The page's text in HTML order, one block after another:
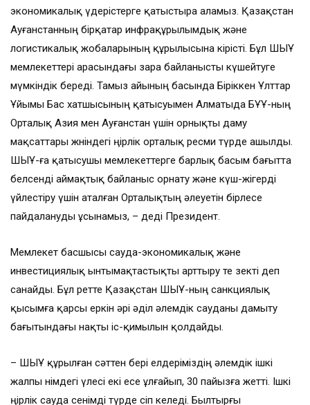
экономикалық үдерістерге қатыстыра аламыз. Қазақстан
Ауғанстанның бірқатар инфрақұрылымдық және
логистикалық жобаларының құрылысына кірісті. Бұл ШЫҰ
мемлекеттері арасындағы өзара байланысты күшейтуге
мүмкіндік береді. Тамыз айының басында Біріккен Ұлттар
Ұйымы Бас хатшысының қатысуымен Алматыда БҰҰ-ның
Орталық Азия мен Ауғанстан үшін орнықты даму
мақсаттары жөніндегі өңірлік орталық ресми түрде ашылды.
ШЫҰ-ға қатысушы мемлекеттерге барлық басым бағытта
белсенді аймақтық байланыс орнату және күш-жігерді
үйлестіру үшін аталған Орталықтың әлеуетін бірлесе
пайдалануды ұсынамыз, – деді Президент.
Мемлекет басшысы сауда-экономикалық және
инвестициялық ынтымақтастықты арттыру өте өзекті деп
санайды. Бұл ретте Қазақстан ШЫҰ-ның санкциялық
қысымға қарсы еркін әрі әділ әлемдік сауданы дамыту
бағытындағы нақты іс-қимылын қолдайды.
– ШЫҰ құрылған сәттен бері елдеріміздің әлемдік ішкі
жалпы өнімдегі үлесі екі есе ұлғайып, 30 пайызға жетті. Ішкі
өңірлік сауда сенімді түрде өсіп келеді. Былтырғы